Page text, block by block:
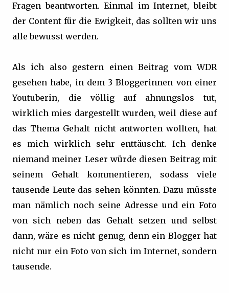
Fragen beantworten. Einmal im Internet, bleibt
der Content für die Ewigkeit, das sollten wir uns
alle bewusst werden.
Als ich also gestern einen Beitrag vom WDR
gesehen habe, in dem 3 Bloggerinnen von einer
Youtuberin, die völlig auf ahnungslos tut,
wirklich mies dargestellt wurden, weil diese auf
das Thema Gehalt nicht antworten wollten, hat
es mich wirklich sehr enttäuscht. Ich denke
niemand meiner Leser würde diesen Beitrag mit
seinem Gehalt kommentieren, sodass viele
tausende Leute das sehen könnten. Dazu müsste
man nämlich noch seine Adresse und ein Foto
von sich neben das Gehalt setzen und selbst
dann, wäre es nicht genug, denn ein Blogger hat
nicht nur ein Foto von sich im Internet, sondern
tausende.